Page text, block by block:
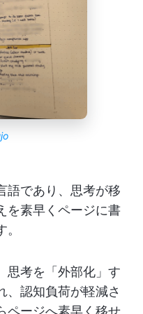
語であり、思考が移
を素早くページに書
思考を「外部化」す
、認知負荷が軽減さ
ページへ素早く移せ